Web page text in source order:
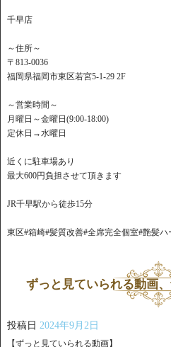
千早店
～住所～
〒813-0036
福岡県福岡市東区若宮5-1-29 2F
～営業時間～
月曜日～金曜日(9:00-18:00)
定休日→水曜日
近くに駐車場あり
最大600円負担させて頂きます
JR千早駅から徒歩15分
東区#箱崎#髪質改善#全席完全個室#艶髪ハ
ずっと見ていられる動画
投稿日 2024年9月2日
【ずっと見ていられる動画】